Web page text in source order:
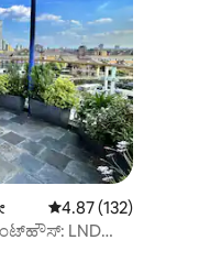
5 ರಲ್ಲಿ 4.87 ಸರಾಸರಿ
4.87 (132)
LND